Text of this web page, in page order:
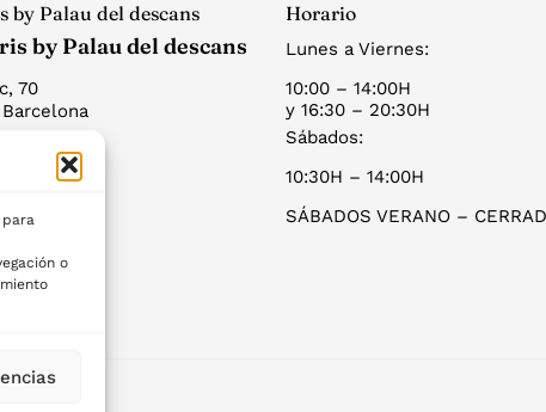
para
o
by Palau del descans
by Palau del descans
70
Horario
Lunes a Viernes:
10:00 – 14:00H
y 16:30 – 20:30H
Sábados:
10:30H – 14:00H
SÁBADOS VERANO –